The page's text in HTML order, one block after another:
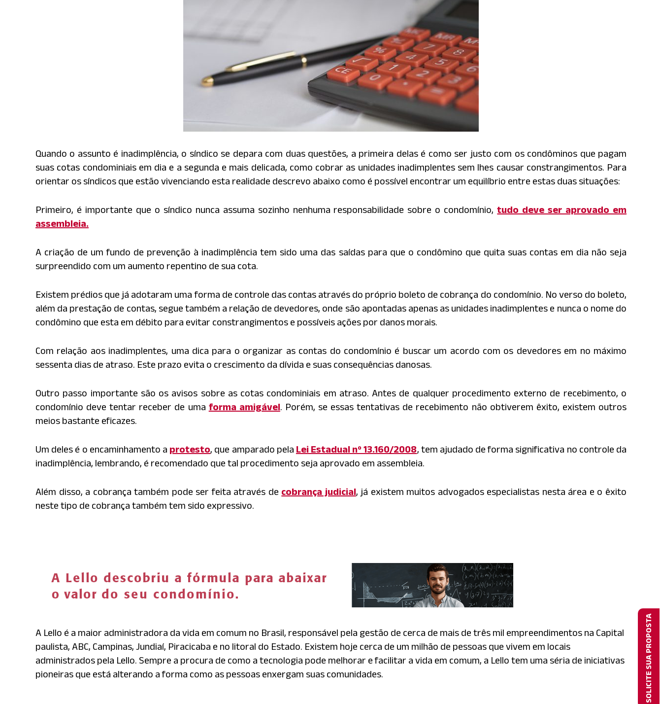
Quando o assunto é inadimplência, o síndico se depara com duas questões, a primeira delas é como ser justo com os condôminos que pagam
suas cotas condominiais em dia e a segunda e mais delicada, como cobrar as unidades inadimplentes sem lhes causar constrangimentos. Para
orientar os síndicos que estão vivenciando esta realidade descrevo abaixo como é possível encontrar um equilíbrio entre estas duas situações:
Primeiro, é importante que o síndico nunca assuma sozinho nenhuma responsabilidade sobre o condomínio,tudo deve ser aprovado em
assembleia.
A criação de um fundo de prevenção à inadimplência tem sido uma das saídas para que o condômino que quita suas contas em dia não seja
surpreendido com um aumento repentino de sua cota.
Existem prédios que já adotaram uma forma de controle das contas através do próprio boleto de cobrança do condomínio. No verso do boleto,
além da prestação de contas, segue também a relação de devedores, onde são apontadas apenas as unidades inadimplentes e nunca o nome do
condômino que esta em débito para evitar constrangimentos e possíveis ações por danos morais.
Com relação aos inadimplentes, uma dica para o organizar as contas do condomínio é buscar um acordo com os devedores em no máximo
sessenta dias de atraso. Este prazo evita o crescimento da dívida e suas consequências danosas.
Outro passo importante são os avisos sobre as cotas condominiais em atraso. Antes de qualquer procedimento externo de recebimento, o
condomínio deve tentar receber de uma forma amigável. Porém, se essas tentativas de recebimento não obtiverem êxito, existem outros
meios bastante eficazes.
Um deles é o encaminhamento a protesto, que amparado pela Lei Estadual nº 13.160/2008, tem ajudado de forma significativa no controle da
inadimplência, lembrando, é recomendado que tal procedimento seja aprovado em assembleia.
Além disso, a cobrança também pode ser feita através de cobrança judicial, já existem muitos advogados especialistas nesta área e o êxito
neste tipo de cobrança também tem sido expressivo.
A Lello é a maior administradora da vida em comum no Brasil, responsável pela gestão de cerca de mais de três mil empreendimentos na Capital
paulista, ABC, Campinas, Jundiaí, Piracicaba e no litoral do Estado. Existem hoje cerca de um milhão de pessoas que vivem em locais
administrados pela Lello. Sempre a procura de como a tecnologia pode melhorar e facilitar a vida em comum, a Lello tem uma séria de iniciativas
pioneiras que está alterando a forma como as pessoas enxergam suas comunidades.
SOLICITE SUA PROPOSTA